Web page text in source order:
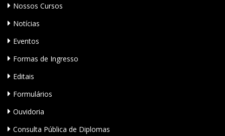
Nossos Cursos
Notícias
Eventos
Formas de Ingresso
Editais
Formulários
Ouvidoria
Consulta Pública de Diplomas